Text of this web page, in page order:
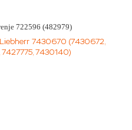
722596 (482979)